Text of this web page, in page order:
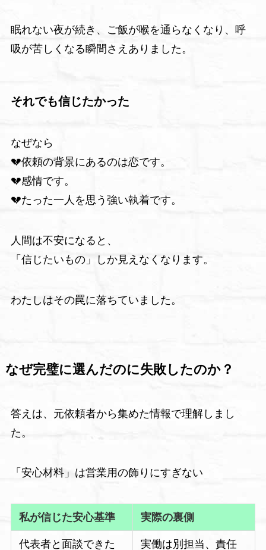
眠れない夜が続き、ご飯が喉を通らなくなり、呼
吸が苦しくなる瞬間さえありました。
それでも信じたかった
なぜなら
💔依頼の背景にあるのは恋です。
💔感情です。
💔たった一人を思う強い執着です。
人間は不安になると、
「信じたいもの」しか見えなくなります。
わたしはその罠に落ちていました。
なぜ完璧に選んだのに失敗したのか？
答えは、元依頼者から集めた情報で理解しまし
た。
「安心材料」は営業用の飾りにすぎない
私が信じた安心基準 実際の裏側
代表者と面談できた 実働は別担当、責任